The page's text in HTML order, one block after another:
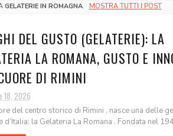
GELATERIE IN ROMAGNA. MOSTRA TUTTI I POST
DEL GUSTO (GELATERIE): LA
LA ROMANA, GUSTO E
DI RIMINI
18, 2026
del centro storico di Rimini , nasce una delle
d’Italia: la Gelateria La Romana . Fondata nel